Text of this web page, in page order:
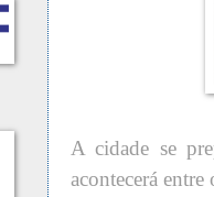
A cidade se
acontecerá